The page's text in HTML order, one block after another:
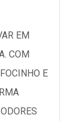
EM
COM
E